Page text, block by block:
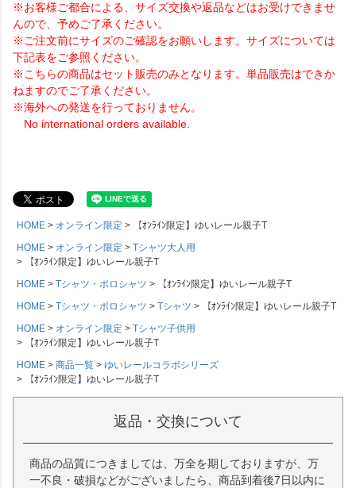
※お客様ご都合による、サイズ交換や返品などはお受けできませ
んので、予めご了承ください。
※ご注文前にサイズのご確認をお願いします。サイズについては
下記表をご参照ください。
※こちらの商品はセット販売のみとなります。単品販売はできか
ねますのでご了承ください。
※海外への発送を行っておりません。
No international orders available.
HOME オンライン限定
【ｵﾝﾗｲﾝ限定】ゆいレール親子T
HOME
オンライン限定
Tシャツ大人用
【ｵﾝﾗｲﾝ限定】ゆいレール親子T
HOME
Tシャツ・ポロシャツ
【ｵﾝﾗｲﾝ限定】ゆいレール親子T
HOME
Tシャツ・ポロシャツ Tシャツ
【ｵﾝﾗｲﾝ限定】ゆいレール親子T
HOME
オンライン限定
Tシャツ子供用
【ｵﾝﾗｲﾝ限定】ゆいレール親子T
HOME
商品一覧
ゆいレールコラボシリーズ
【ｵﾝﾗｲﾝ限定】ゆいレール親子T
返品・交換について
商品の品質につきましては、万全を期しておりますが、万
一不良・破損などがございましたら、商品到着後7日以内に